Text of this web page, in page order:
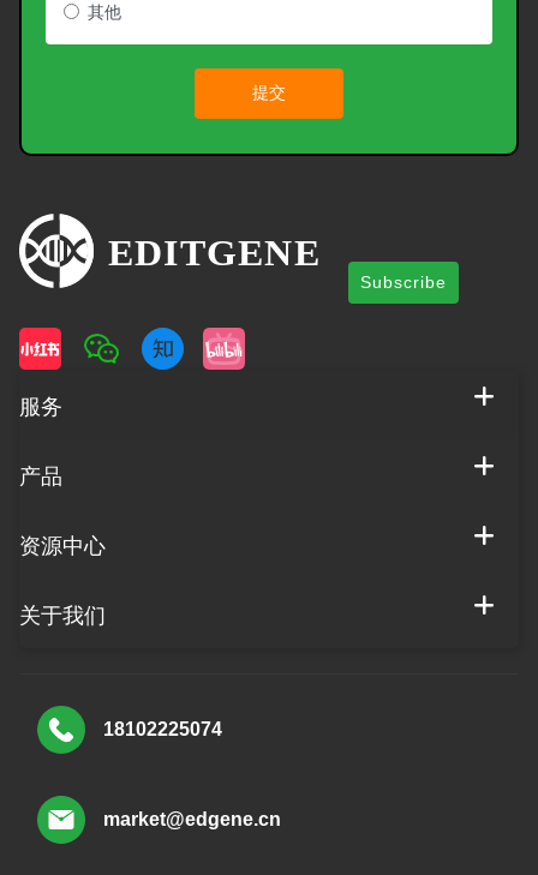
其他
提交
Subscribe
服务
产品
资源中心
关于我们
18102225074
market@edgene.cn